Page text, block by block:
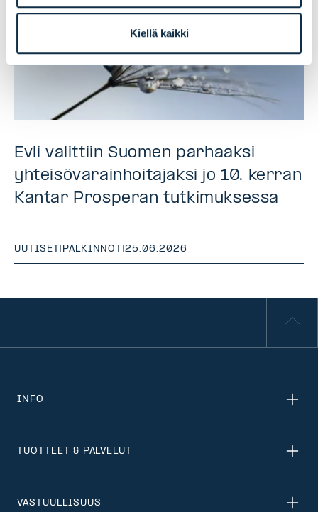
Kiellä kaikki
Evli valittiin Suomen parhaaksi
yhteisövarainhoitajaksi jo 10. kerran
Kantar Prosperan tutkimuksessa
UUTISET | PALKINNOT |25.06.2026
INFO
TUOTTEET & PALVELUT
VASTUULLISUUS